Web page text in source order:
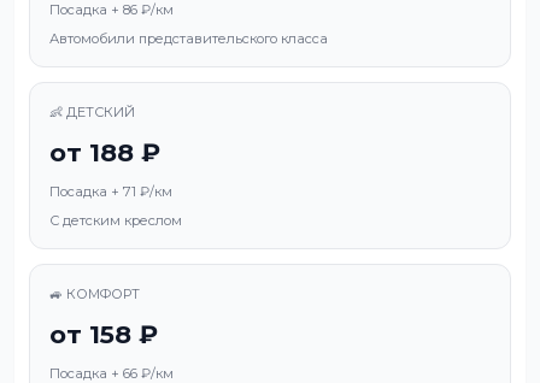
Посадка + 86 ₽/км
Автомобили представительского класса
👶 ДЕТСКИЙ
от 188 ₽
Посадка + 71 ₽/км
С детским креслом
🚙 КОМФОРТ
от 158 ₽
Посадка + 66 ₽/км